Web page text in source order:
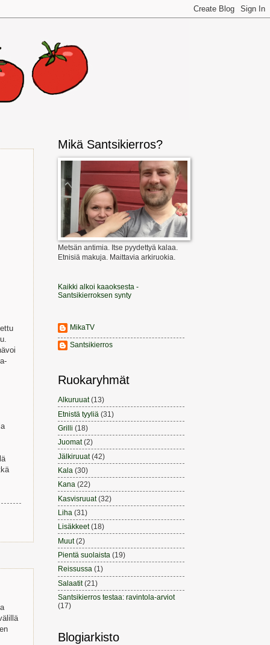
Mikä Santsikierros?
Metsän antimia. Itse pyydettyä kalaa.
Etnisiä makuja. Maittavia arkiruokia.
Kaikki alkoi kaaoksesta -
Santsikierroksen synty
MikaTV
Santsikierros
Ruokaryhmät
Alkuruuat (13)
Etnistä tyyliä (31)
Grilli (18)
Juomat (2)
Jälkiruuat (42)
Kala (30)
Kana (22)
Kasvisruuat (32)
Liha (31)
Lisäkkeet (18)
Muut (2)
Pientä suolaista (19)
Reissussa (1)
Salaatit (21)
Santsikierros testaa: ravintola-arviot
(17)
Blogiarkisto